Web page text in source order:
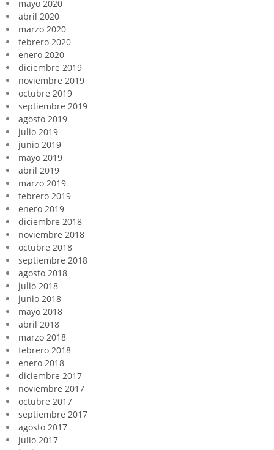
mayo 2020
abril 2020
marzo 2020
febrero 2020
enero 2020
diciembre 2019
noviembre 2019
octubre 2019
septiembre 2019
agosto 2019
julio 2019
junio 2019
mayo 2019
abril 2019
marzo 2019
febrero 2019
enero 2019
diciembre 2018
noviembre 2018
octubre 2018
septiembre 2018
agosto 2018
julio 2018
junio 2018
mayo 2018
abril 2018
marzo 2018
febrero 2018
enero 2018
diciembre 2017
noviembre 2017
octubre 2017
septiembre 2017
agosto 2017
julio 2017